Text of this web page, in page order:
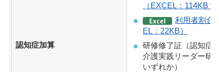
認知症加算
（EXCEL：114KB）
利用者割合
EL：22KB）
研修修了証（認知症
介護実践リーダー研
いずれか）